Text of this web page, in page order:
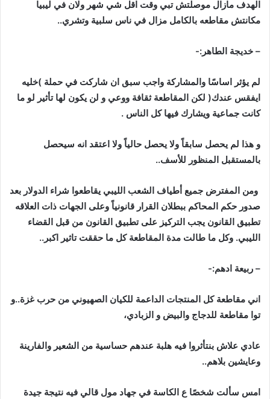
الهدف مازال موصلتش تبي وقت اقل شي شهر ولان في ليبيا
مكانتش مقاطعه بالكامل مزال في ناس سلبية وتشري..
– خديجة الطاهر :-
لم يؤثر اساسًا والمشاركة واجب سبق ان شاركت في حملة )خليه
ايفقس عندك( لكن المقاطعة ثقافة ووعي و لن يكون لها تأثير لو ما
كانت جماعية ويشارك فيها كل الناس .
و هذا لم يحصل سابقاً ولا يحصل حالياً ولا اعتقد انه سيحصل
بالمستقبل المنظور للأسف..
ومن المفترض جميع أطياف الشعب الليبي يقاطعوا شراء الدولار بعد
صدور حكم المحاكم ببطلان القرار قانونياً وعلى الجهات ذات العلاقه
تطبيق القانون يجب التركيز على تطبيق القانون من قبل القضاء
الليبي. وكل ما طالت مدة المقاطعة كل ما حققت تاثير اكبر ..
– ربيعة ادهم:-
اني مقاطعة كل المنتجات الداعمة للكيان الصهيوني من حرب غزة..و
توا مقاطعة للدجاج والبيض و الزبادي،
عادي علاش بنتأثروا فيه هلبة عندهم حساسية من الشعير والفارينة
وعايشين بلاهم..
امس سألت شخصًا ع الكاسة في جهاد مول قالي فيه نتيجة جيدة